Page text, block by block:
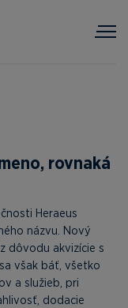
rovnaká
Heraeus
názvu. Nový
dôvodu akvizície s
však báť, všetko
a služieb, pri
dodacie